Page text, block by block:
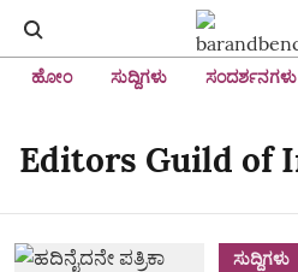
ಹೋಂ ಸುದ್ದಿಗಳು ಸಂದರ್ಶನಗಳು
Editors Guild of
ಸುದ್ದಿಗಳು